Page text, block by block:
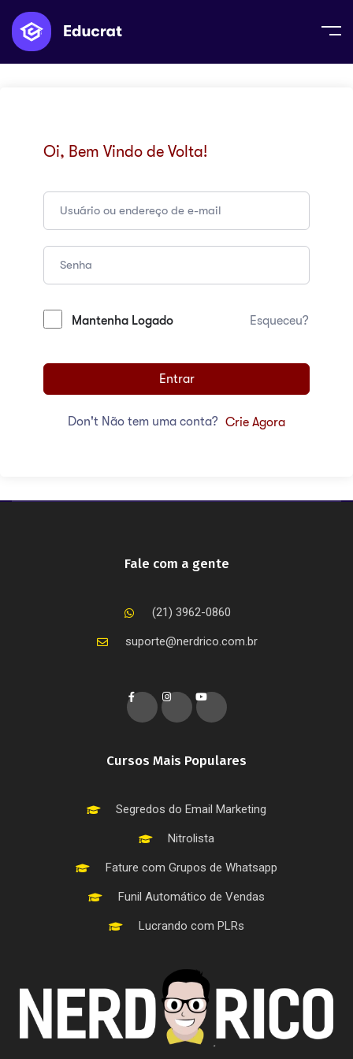
Oi, Bem Vindo de Volta!
Mantenha Logado Esqueceu?
Entrar
Don't Não tem uma conta? Crie Agora
Cursos Mais Populares
Segredos do Email Marketing
Nitrolista
Fature com Grupos de Whatsapp
Funil Automático de Vendas
Lucrando com PLRs
Fale com a gente
(21) 3962-0860
suporte@nerdrico.com.br